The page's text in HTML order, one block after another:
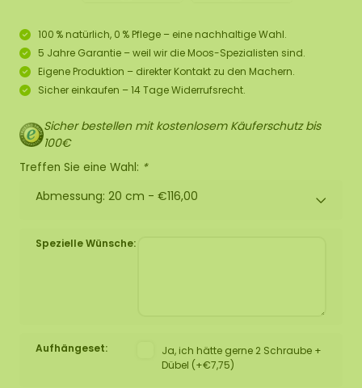
100 % natürlich, 0 % Pflege – eine nachhaltige Wahl.
5 Jahre Garantie – weil wir die Moos-Spezialisten sind.
Eigene Produktion – direkter Kontakt zu den Machern.
Sicher einkaufen – 14 Tage Widerrufsrecht.
Sicher bestellen mit kostenlosem Käuferschutz bis
100€
Treffen Sie eine Wahl: *
Abmessung: 20 cm - €116,00
Spezielle Wünsche:
Aufhängeset:
Ja, ich hätte gerne 2 Schraube +
Dübel (+€7,75)